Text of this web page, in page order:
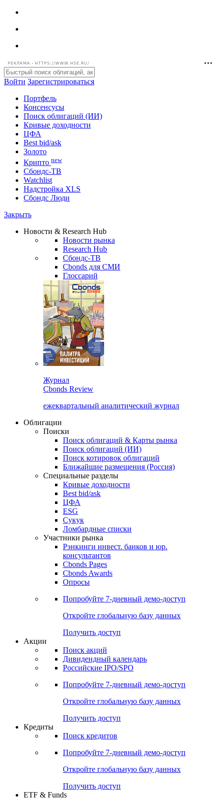
РЕКЛАМА • HTTPS://WWW.HSE.RU/
Войти Зарегистрироваться
Портфель
Консенсусы
Поиск облигаций (ИИ)
Кривые доходности
ЦФА
Best bid/ask
Золото
Крипто new
Watchlist
Сбондс Люди
Новости & Research Hub
Новости рынка
Research Hub
Сбондс-ТВ
Cbonds для СМИ
Глоссарий
Cbonds Review
ежеквартальный аналитический журнал
Облигации
Поиски
Поиск облигаций & Карты рынка
Поиск облигаций (ИИ)
Поиск котировок облигаций
Ближайшие размещения (Россия)
Специальные разделы
Кривые доходности
Best bid/ask
ЦФА
ESG
Сукук
Ломбардные списки
Участники рынка
Рэнкинги инвест. банков и юр.
Cbonds Pages
Опросы
Попробуйте7-дневный
Откройте глобальную базу данных
Получить доступ
Поиск акций
Российские IPO/SPO
Попробуйте7-дневный
Откройте глобальную базу данных
Получить доступ
Поиск кредитов
Попробуйте7-дневный